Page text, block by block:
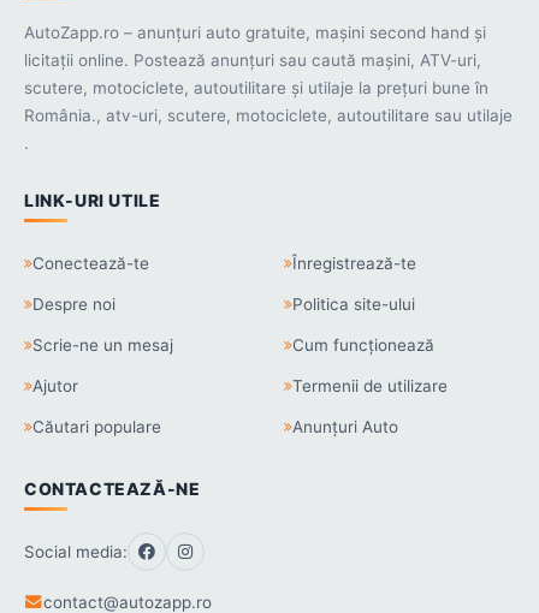
AutoZapp.ro – anunțuri auto gratuite, mașini second hand și
licitații online. Postează anunțuri sau caută mașini, ATV-uri,
scutere, motociclete, autoutilitare și utilaje la prețuri bune în
România., atv-uri, scutere, motociclete, autoutilitare sau utilaje
.
LINK-URI UTILE
Conectează-te Înregistrează-te
Despre noi Politica site-ului
Scrie-ne un mesaj Cum funcționează
Ajutor Termenii de utilizare
Căutari populare Anunțuri Auto
CONTACTEAZĂ-NE
Social media:
contact@autozapp.ro